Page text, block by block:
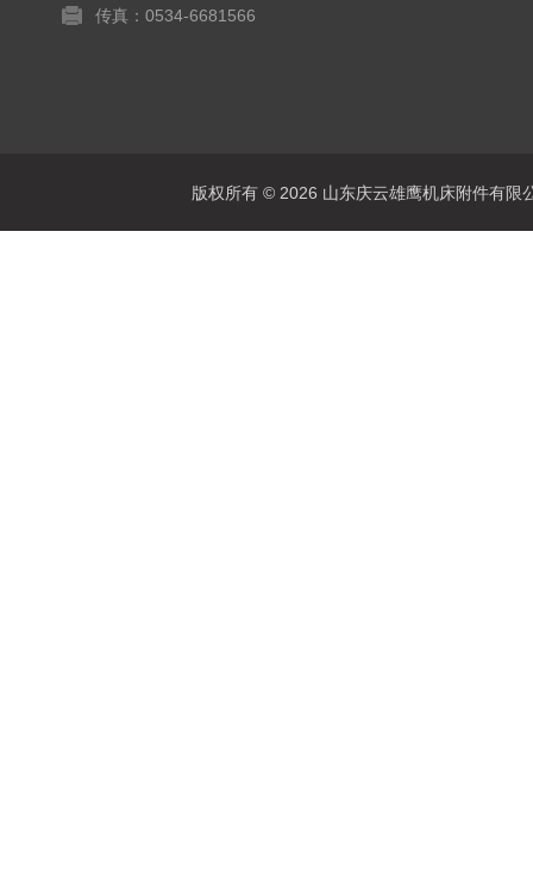
传真：0534-6681566
版权所有 © 2026 山东庆云雄鹰机床附件有